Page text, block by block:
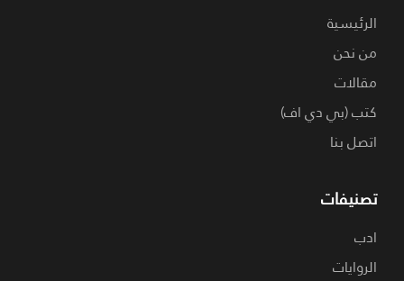
الرئيسية
من نحن
مقالات
كتب (بي دي اف)
اتصل بنا
تصنيفات
ادب
الروايات